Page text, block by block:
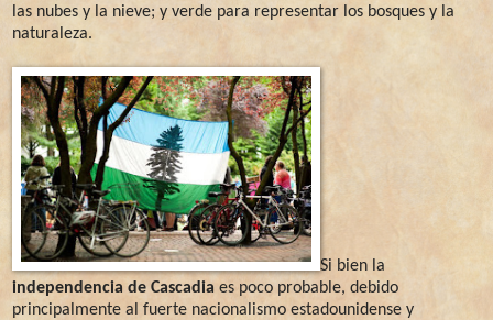
las nubes y la nieve; y verde para representar los bosques y la
naturaleza.
Si bien la
independencia de Cascadia es poco probable, debido
principalmente al fuerte nacionalismo estadounidense y